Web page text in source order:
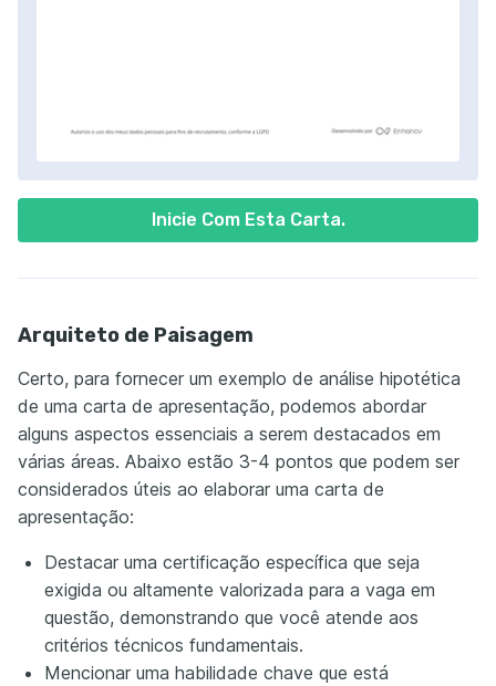
Inicie Com Esta Carta.
Arquiteto de Paisagem
Certo, para fornecer um exemplo de análise hipotética
de uma carta de apresentação, podemos abordar
alguns aspectos essenciais a serem destacados em
várias áreas. Abaixo estão 3-4 pontos que podem ser
considerados úteis ao elaborar uma carta de
apresentação:
Destacar uma certificação específica que seja
exigida ou altamente valorizada para a vaga em
questão, demonstrando que você atende aos
critérios técnicos fundamentais.
Mencionar uma habilidade chave que está